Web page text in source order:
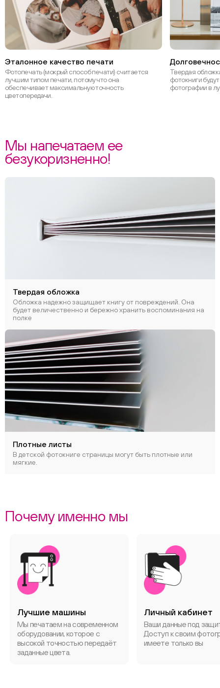
Эталонное качество печати
Фотопечать (мокрый способ печати) считается
лучшим типом печати, потому что она
обеспечивает максимальную точность
цветопередачи.
Твердая
фотокниги
фотографии в
Мы напечатаем ее
безукоризненно!
Твердая обложка
Обложка надежно защищает книгу от повреждений. Она
будет величественно и бережно хранить воспоминания на
полке
Плотные листы
В детской фотокниге страницы могут быть плотные или
мягкие.
Почему именно мы
Лучшие машины
Мы печатаем на современном
оборудовании, которое с
высокой точностью передаёт
заданные цвета.
Личный кабинет
Ваши данные под
Доступ к своим
имеете только вы